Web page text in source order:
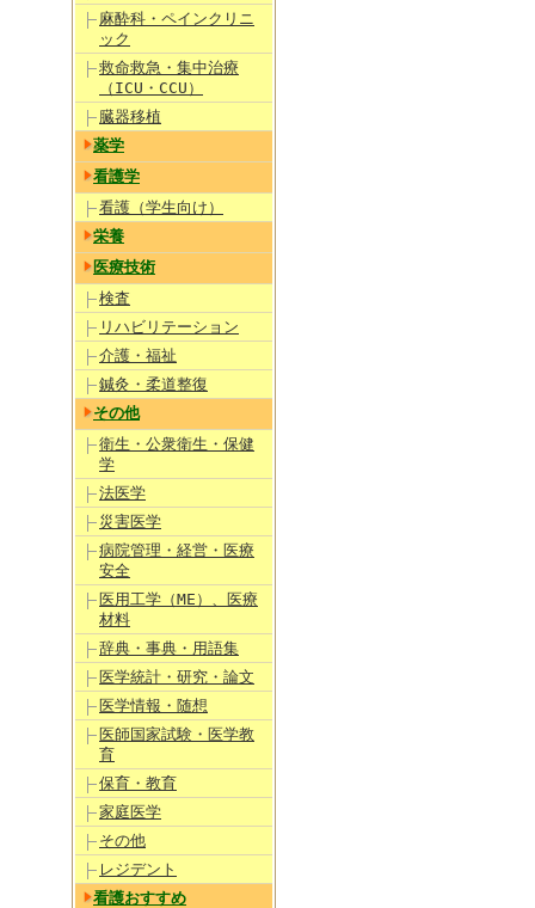
麻酔科・ペインクリニ
ック
救命救急・集中治療
（ICU・CCU）
臓器移植
薬学
看護学
看護（学生向け）
栄養
医療技術
検査
リハビリテーション
介護・福祉
鍼灸・柔道整復
その他
衛生・公衆衛生・保健
学
法医学
災害医学
病院管理・経営・医療
安全
医用工学（ME）、医療
材料
辞典・事典・用語集
医学統計・研究・論文
医学情報・随想
医師国家試験・医学教
育
保育・教育
家庭医学
その他
レジデント
看護おすすめ